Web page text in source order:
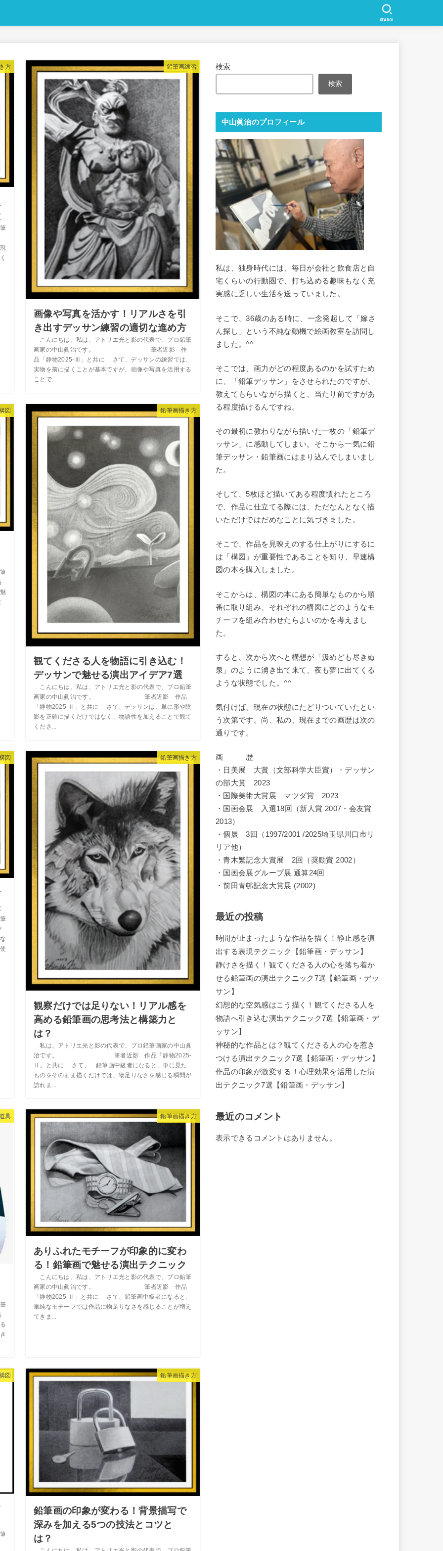
SEARCH
方 鉛筆画練習
画像や写真を活かす！リアルさを引
き出すデッサン練習の適切な進め方
こんにちは。私は、アトリエ光と影の代表で、プロ鉛筆
画家の中山眞治です。 筆者近影 作
品「静物2025-Ⅲ」と共に さて、デッサンの練習では、
実物を前に描くことが基本ですが、画像や写真を活用する
ことで...
図 鉛筆画描き方
観てくださる人を物語に引き込む！
デッサンで魅せる演出アイデア7選
こんにちは。私は、アトリエ光と影の代表で、プロ鉛筆
画家の中山眞治です。 筆者近影 作品
「静物2025-Ⅱ」と共に さて、デッサンは、単に形や陰
影を正確に描くだけではなく、物語性を加えることで観て
くださ...
図 鉛筆画描き方
観察だけでは足りない！リアル感を
高める鉛筆画の思考法と構築力と
は？
私は、アトリエ光と影の代表で、プロ鉛筆画家の中山眞
治です。 筆者近影 作品「静物2025-
Ⅱ」と共に さて、 鉛筆画中級者になると、単に見た
ものをそのまま描くだけでは、物足りなさを感じる瞬間が
訪れま...
具 鉛筆画描き方
ありふれたモチーフが印象的に変わ
る！鉛筆画で魅せる演出テクニック
こんにちは。私は、アトリエ光と影の代表で、プロ鉛筆
画家の中山眞治です。 筆者近影 作品
「静物2025-Ⅱ」と共に さて、鉛筆画中級者になると、
単純なモチーフでは作品に物足りなさを感じることが増え
てきま...
図 鉛筆画描き方
鉛筆画の印象が変わる！背景描写で
深みを加える5つの技法とコツと
は？
検索
検索
中山眞治のプロフィール
私は、独身時代には、毎日が会社と飲食店と自
宅くらいの行動圏で、打ち込める趣味もなく充
実感に乏しい生活を送っていました。
そこで、36歳のある時に、一念発起して「嫁さ
ん探し」という不純な動機で絵画教室を訪問し
ました。^^
そこでは、画力がどの程度あるのかを試すため
に、「鉛筆デッサン」をさせられたのですが、
教えてもらいながら描くと、当たり前ですがあ
る程度描けるんですね。
その最初に教わりながら描いた一枚の「鉛筆デ
ッサン」に感動してしまい。そこから一気に鉛
筆デッサン・鉛筆画にはまり込んでしまいまし
た。
そして、5枚ほど描いてある程度慣れたところ
で、作品に仕立てる際には、ただなんとなく描
いただけではだめなことに気づきました。
そこで、作品を見映えのする仕上がりにするに
は「構図」が重要性であることを知り、早速構
図の本を購入しました。
そこからは、構図の本にある簡単なものから順
番に取り組み、それぞれの構図にどのようなモ
チーフを組み合わせたらよいのかを考えまし
た。
すると、次から次へと構想が「汲めども尽きぬ
泉」のように湧き出て来て、夜も夢に出てくる
ような状態でした。^^
気付けば、現在の状態にたどりついていたとい
う次第です。尚、私の、現在までの画歴は次の
通りです。
画 歴
・日美展 大賞（文部科学大臣賞）・デッサン
の部大賞 2023
・国際美術大賞展 マツダ賞 2023
・国画会展 入選18回（新人賞 2007・会友賞
2013）
・個展 3回（1997/2001 /2025埼玉県川口市リ
リア他）
・青木繁記念大賞展 2回（奨励賞 2002）
・国画会展グループ展 通算24回
・前田青邨記念大賞展 (2002)
最近の投稿
時間が止まったような作品を描く！静止感を演
出する表現テクニック【鉛筆画・デッサン】
静けさを描く！観てくださる人の心を落ち着か
せる鉛筆画の演出テクニック7選【鉛筆画・デッ
サン】
幻想的な空気感はこう描く！観てくださる人を
物語へ引き込む演出テクニック7選【鉛筆画・デ
ッサン】
神秘的な作品とは？観てくださる人の心を惹き
つける演出テクニック7選【鉛筆画・デッサン】
作品の印象が激変する！心理効果を活用した演
出テクニック7選【鉛筆画・デッサン】
最近のコメント
表示できるコメントはありません。